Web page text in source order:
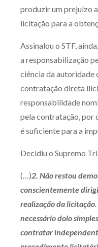
produzir um prejuízo
licitação para a
Assinalou o STF,
a responsabilização
ciência da autoridade
contratação direta
responsabilidade
pela contratação, por
é suficiente para a
Decidiu o Supremo
(…)2. Não restou
conscientemente
realização da
necessário dolo
contratar